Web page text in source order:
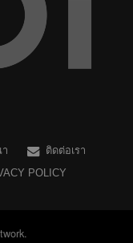
ติดต่อเรา
POLICY